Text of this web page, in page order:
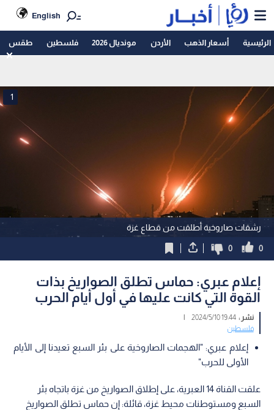
English
الرئيسية أسعار الذهب الأردن مونديال 2026 فلسطين طقس
رشقات صاروخية أطلقت من قطاع غزة
1
0
0
إعلام عبري: حماس تطلق الصواريخ بذات
القوة التي كانت عليها في أول أيام الحرب
نشر :19:44 2024/5/10
|
فلسطين
إعلام عبري: "الهجمات الصاروخية على بئر السبع تعيدنا إلى الأيام
الأولى للحرب"
علقت القناة 14 العبرية، على إطلاق الصواريخ من غزة باتجاه بئر
السبع ومستوطنات محيط غزة، قائلة: إن حماس تطلق الصواريخ